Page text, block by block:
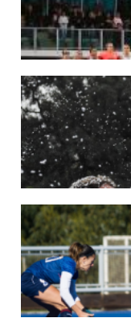
LEER MÁS
22/05/2026
LAS LEONAS CONVOCADAS
En junio, el seleccionado
League 2025-26 en
18/05/2026
SE DEFINIERON LOS
Del 13 al 17 de mayo se
país.
LEER MÁS